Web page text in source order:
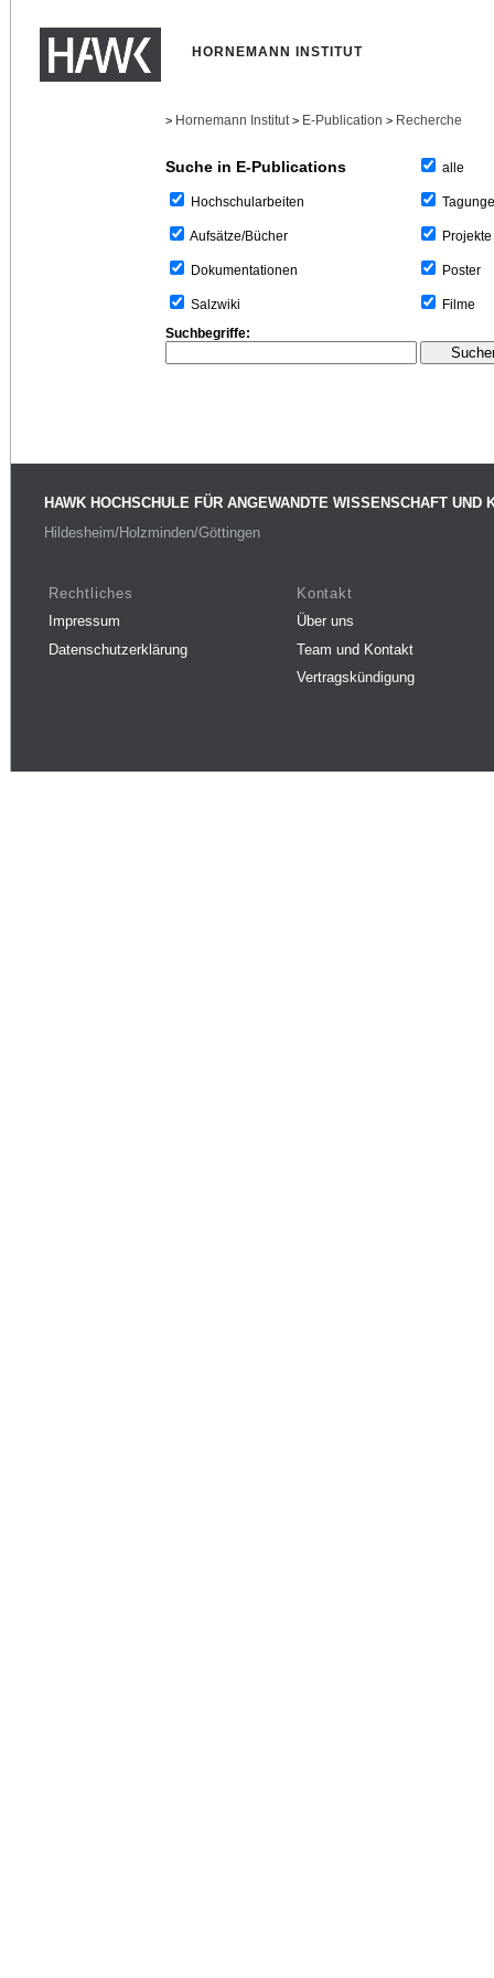
HORNEMANN INSTITUT
> Hornemann Institut > E-Publication > Recherche
Suche in E-Publications
Hochschularbeiten
Aufsätze/Bücher
Dokumentationen
Salzwiki
alle
Projekte
Poster
Filme
Suchbegriffe:
HAWK HOCHSCHULE FÜR ANGEWANDTE WISSENSCHAFT UND
Hildesheim/Holzminden/Göttingen
Rechtliches
Impressum
Datenschutzerklärung
Kontakt
Über uns
Team und Kontakt
Vertragskündigung